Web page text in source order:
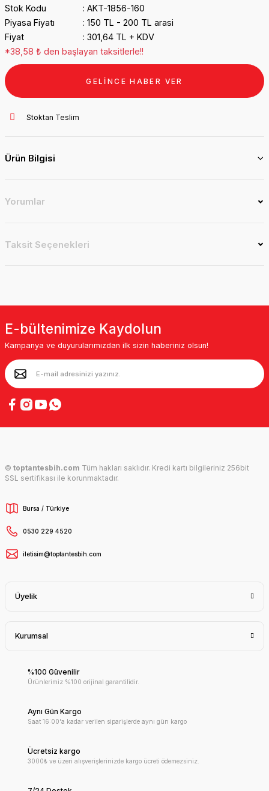
Stok Kodu
AKT-1856-160
Piyasa Fiyatı
150 TL - 200 TL arasi
Fiyat
301,64 TL + KDV
*38,58 ₺ den başlayan taksitlerle!!
GELİNCE HABER VER
Stoktan Teslim
Ürün Bilgisi
Yorumlar
Taksit Seçenekleri
E-bültenimize Kaydolun
Kampanya ve duyurularımızdan ilk sizin haberiniz olsun!
© toptantesbih.com Tüm hakları saklıdır. Kredi kartı bilgileriniz 256bit
SSL sertifikası ile korunmaktadır.
Bursa / Türkiye
0530 229 4520
iletisim@toptantesbih.com
Üyelik
Kurumsal
%100 Güvenilir
Ürünlerimiz %100 orijinal garantilidir.
Aynı Gün Kargo
Saat 16:00'a kadar verilen siparişlerde aynı gün kargo
Ücretsiz kargo
3000₺ ve üzeri alışverişlerinizde kargo ücreti ödemezsiniz.